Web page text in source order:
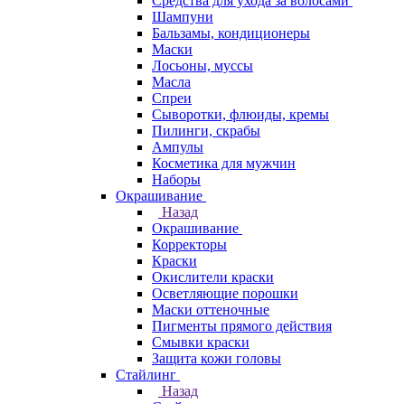
Шампуни
Бальзамы, кондиционеры
Маски
Лосьоны, муссы
Масла
Спреи
Сыворотки, флюиды, кремы
Пилинги, скрабы
Ампулы
Косметика для мужчин
Наборы
Окрашивание
Назад
Окрашивание
Корректоры
Краски
Окислители краски
Осветляющие порошки
Маски оттеночные
Пигменты прямого действия
Смывки краски
Защита кожи головы
Стайлинг
Назад